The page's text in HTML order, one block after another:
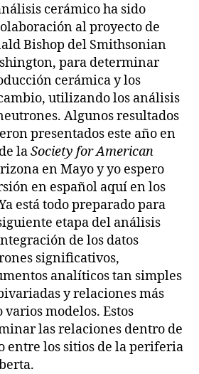
cerámico ha sido
al proyecto de
Bishop del Smithsonian
para determinar
cerámica y los
utilizando los análisis
Algunos resultados
presentados este año en
laSociety for American
en Mayo y yo espero
en español aquí en los
está todo preparado para
etapa del análisis
de los datos
significativos,
analíticos tan simples
y relaciones más
modelos. Estos
las relaciones dentro de
entre los sitios de la periferia